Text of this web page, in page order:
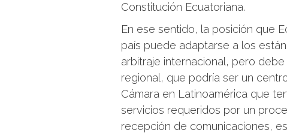
Constitución Ecuatoriana.
En ese sentido, la posición que
país puede adaptarse a los
arbitraje internacional, pero
regional, que podría ser un
Cámara en Latinoamérica que
servicios requeridos por un
recepción de comunicaciones,